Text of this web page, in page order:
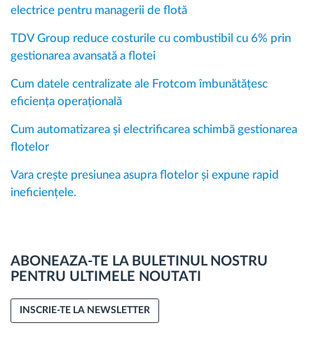
electrice pentru managerii de flotă
TDV Group reduce costurile cu combustibil cu 6% prin
gestionarea avansată a flotei
Cum datele centralizate ale Frotcom îmbunătățesc
eficiența operațională
Cum automatizarea și electrificarea schimbă gestionarea
flotelor
Vara crește presiunea asupra flotelor și expune rapid
ineficiențele.
ABONEAZA-TE LA BULETINUL NOSTRU
PENTRU ULTIMELE NOUTATI
INSCRIE-TE LA NEWSLETTER